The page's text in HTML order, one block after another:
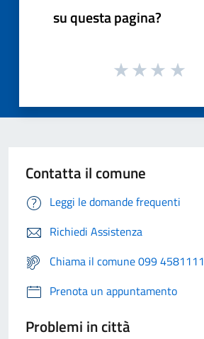
su questa pagina?
Contatta il comune
Leggi le domande frequenti
Richiedi Assistenza
Chiama il comune 099 4581111
Prenota un appuntamento
Problemi in città